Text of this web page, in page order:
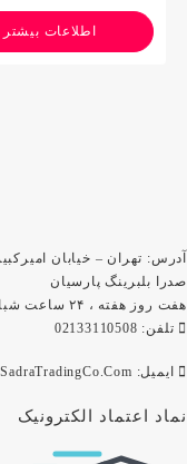
اطلاعات بیشتر
صدرا بلبرینگ پارسیان
هفت روز هفته ، ۲۴ ساعت شبانه‌روز پاسخگوی شما هستیم
تلفن: 02133110508
ایمیل: info@SadraTradingCo.Com
نماد اعتماد الکترونیک